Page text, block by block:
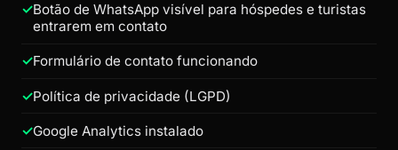
Botão de WhatsApp visível para hóspedes e turistas
entrarem em contato
Formulário de contato funcionando
Política de privacidade (LGPD)
Google Analytics instalado